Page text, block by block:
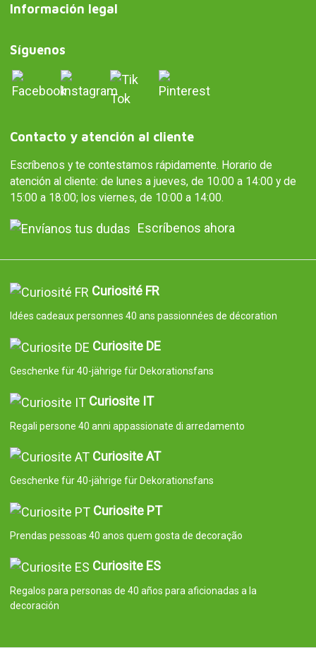
Información legal
Síguenos
Contacto y atención al cliente
Escríbenos y te contestamos rápidamente. Horario de
atención al cliente: de lunes a jueves, de 10:00 a 14:00 y de
15:00 a 18:00; los viernes, de 10:00 a 14:00.
Escríbenos ahora
Curiosité FR
Idées cadeaux personnes 40 ans passionnées de décoration
Curiosite DE
Geschenke für 40-jährige für Dekorationsfans
Curiosite IT
Regali persone 40 anni appassionate di arredamento
Curiosite AT
Geschenke für 40-jährige für Dekorationsfans
Curiosite PT
Prendas pessoas 40 anos quem gosta de decoração
Curiosite ES
Regalos para personas de 40 años para aficionadas a la
decoración